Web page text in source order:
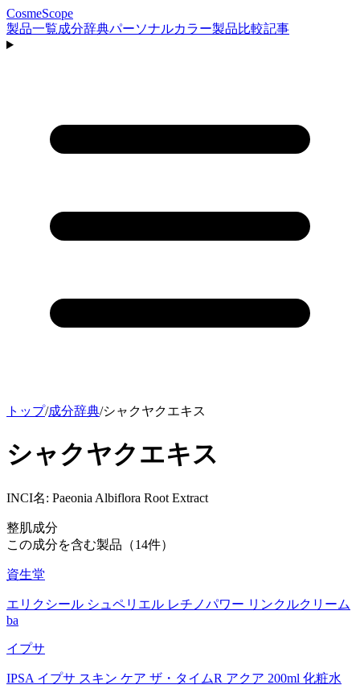
CosmeScope
製品一覧成分辞典パーソナルカラー製品比較記事
トップ/成分辞典/シャクヤクエキス
シャクヤクエキス
INCI名: Paeonia Albiflora Root Extract
整肌成分
この成分を含む製品（14件）
資生堂
エリクシール シュペリエル レチノパワー リンクルクリーム
ba
イプサ
IPSA イプサ スキン ケア ザ・タイムR アクア 200ml 化粧水